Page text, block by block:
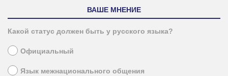
ВАШЕ МНЕНИЕ
Какой статус должен быть у русского языка?
Официальный
Язык межнационального общения